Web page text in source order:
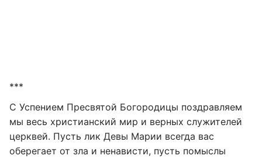
***
С Успением Пресвятой Богородицы поздравляем
мы весь христианский мир и верных служителей
церквей. Пусть лик Девы Марии всегда вас
оберегает от зла и ненависти, пусть помыслы